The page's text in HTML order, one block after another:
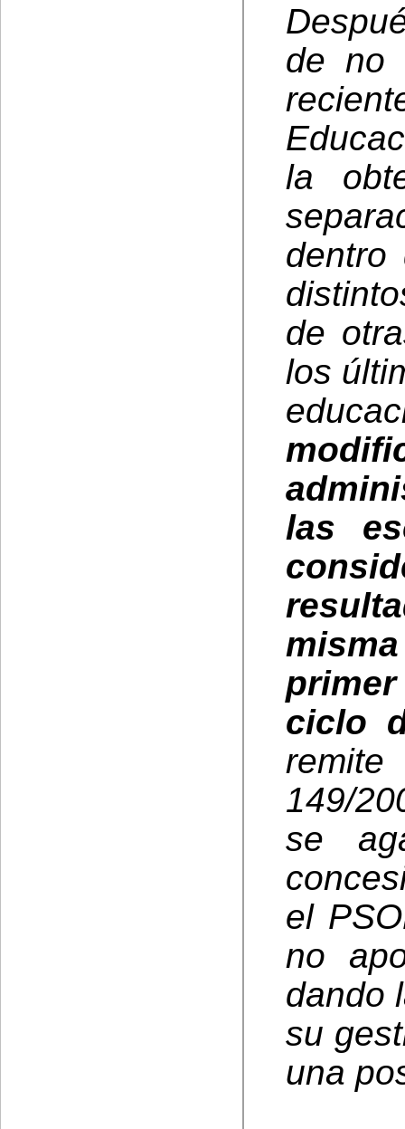
de no
la
dentro
de
los
las
ciclo
149/
se
el
no
dando
su
una